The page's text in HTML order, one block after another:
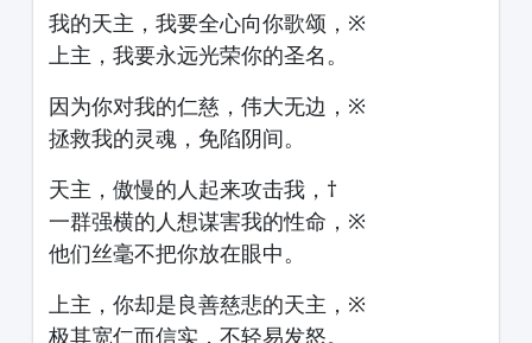
我的天主，我要全心向你歌颂，※
上主，我要永远光荣你的圣名。
因为你对我的仁慈，伟大无边，※
拯救我的灵魂，免陷阴间。
天主，傲慢的人起来攻击我，†
一群强横的人想谋害我的性命，※
他们丝毫不把你放在眼中。
上主，你却是良善慈悲的天主，※
极其宽仁而信实，不轻易发怒。